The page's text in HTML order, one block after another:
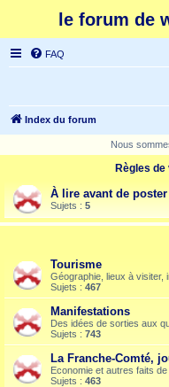
le forum de
FAQ
Index du forum
Nous
Règles
À lire avant de poster
Sujets : 5
Tourisme
Géographie, lieux à visiter,
Sujets : 467
Manifestations
Des idées de sorties aux
Sujets : 743
La Franche-Comté,
Economie et autres faits
Sujets : 463